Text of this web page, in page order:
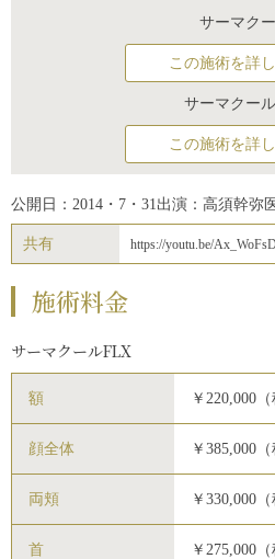
サーマク
この施術を詳
サーマクー
この施術を詳
公開日：2014・7・31出演：高須幹弥
共有 https://youtu.be/
施術料金
サーマクールFLX
額 ￥220,000（
顔全体 ￥385,000（
両頬 ￥330,000（
首 ￥275,000（